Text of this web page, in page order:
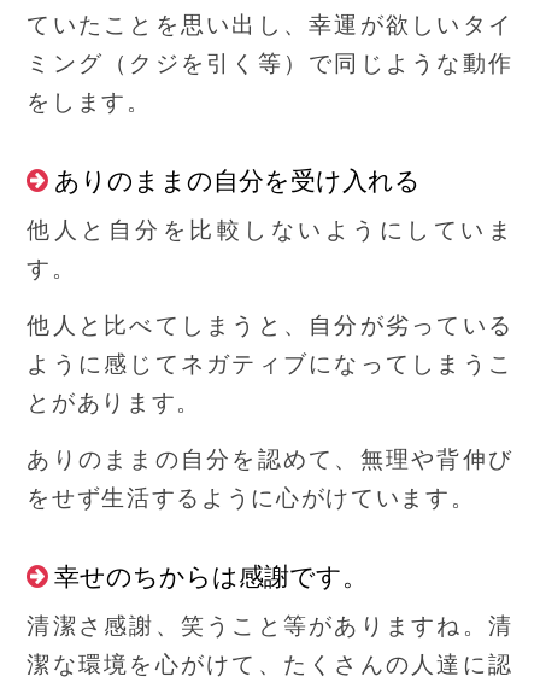
ていたことを思い出し、幸運が欲しいタイ
ミング（クジを引く等）で同じような動作
をします。
ありのままの自分を受け入れる
他人と自分を比較しないようにしていま
す。
他人と比べてしまうと、自分が劣っている
ように感じてネガティブになってしまうこ
とがあります。
ありのままの自分を認めて、無理や背伸び
をせず生活するように心がけています。
幸せのちからは感謝です。
清潔さ感謝、笑うこと等がありますね。清
潔な環境を心がけて、たくさんの人達に認